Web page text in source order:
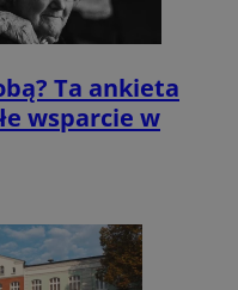
Ta ankieta
wsparcie w